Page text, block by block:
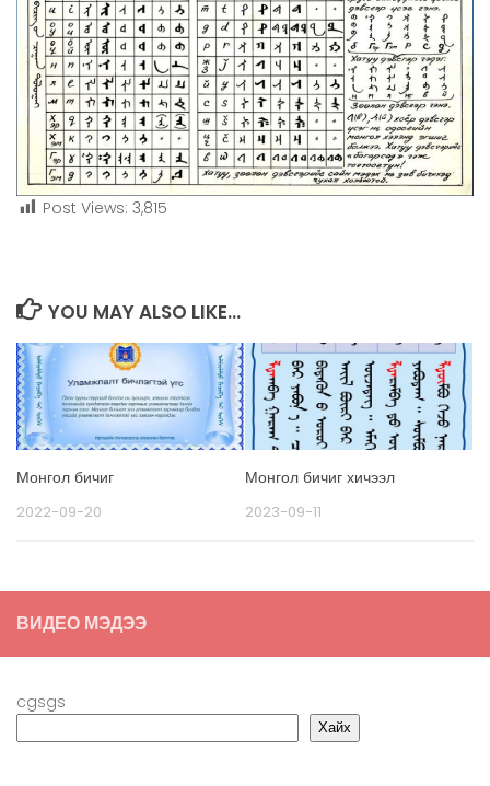
Post Views: 3,815
YOU MAY ALSO LIKE...
Монгол бичиг
2022-09-20
Монгол бичиг хичээл
2023-09-11
ВИДЕО МЭДЭЭ
cgsgs
Хайх